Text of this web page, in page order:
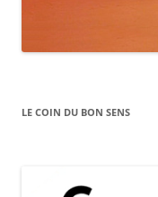
LE COIN DU BON SENS